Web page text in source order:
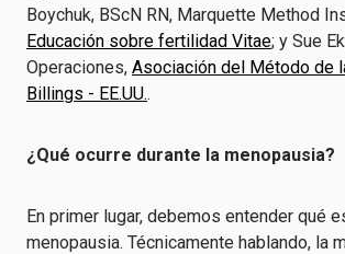
Boychuk, BScN RN, Marquette Method
Educación sobre fertilidad Vitae; y Sue
Operaciones, Asociación del Método de
Billings - EE.UU..
¿Qué ocurre durante la menopausia?
En primer lugar, debemos entender qué
menopausia. Técnicamente hablando, la